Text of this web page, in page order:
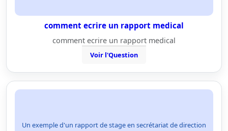
comment ecrire un rapport medical
comment ecrire un rapport medical
Voir l'Question
Un exemple d'un rapport de stage en secrétariat de direction